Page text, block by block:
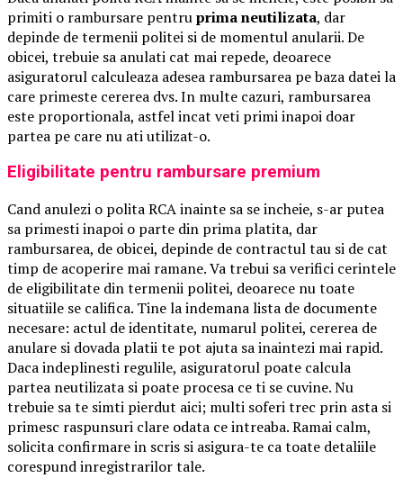
primiti o rambursare pentruprima neutilizata, dar
depinde de termenii politei si de momentul anularii. De
obicei, trebuie sa anulati cat mai repede, deoarece
asiguratorul calculeaza adesea rambursarea pe baza datei la
care primeste cererea dvs. In multe cazuri, rambursarea
este proportionala, astfel incat veti primi inapoi doar
partea pe care nu ati utilizat-o.
Eligibilitate pentru rambursare premium
Cand anulezi o polita RCA inainte sa se incheie, s-ar putea
sa primesti inapoi o parte din prima platita, dar
rambursarea, de obicei, depinde de contractul tau si de cat
timp de acoperire mai ramane. Va trebui sa verifici cerintele
de eligibilitate din termenii politei, deoarece nu toate
situatiile se califica. Tine la indemana lista de documente
necesare: actul de identitate, numarul politei, cererea de
anulare si dovada platii te pot ajuta sa inaintezi mai rapid.
Daca indeplinesti regulile, asiguratorul poate calcula
partea neutilizata si poate procesa ce ti se cuvine. Nu
trebuie sa te simti pierdut aici; multi soferi trec prin asta si
primesc raspunsuri clare odata ce intreaba. Ramai calm,
solicita confirmare in scris si asigura-te ca toate detaliile
corespund inregistrarilor tale.